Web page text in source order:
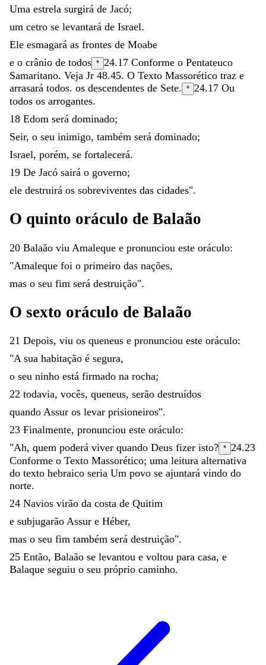
Uma estrela surgirá de Jacó;
um cetro se levantará de Israel.
Ele esmagará as frontes de Moabe
e o crânio de todos * 24.17 Conforme o Pentateuco
Samaritano. Veja Jr 48.45. O Texto Massorético traz e
arrasará todos. os descendentes de Sete. * 24.17 Ou
todos os arrogantes.
18 Edom será dominado;
Seir, o seu inimigo, também será dominado;
Israel, porém, se fortalecerá.
19 De Jacó sairá o governo;
ele destruirá os sobreviventes das cidades".
O quinto oráculo de Balaão
20 Balaão viu Amaleque e pronunciou este oráculo:
"Amaleque foi o primeiro das nações,
mas o seu fim será destruição".
O sexto oráculo de Balaão
21 Depois, viu os queneus e pronunciou este oráculo:
"A sua habitação é segura,
o seu ninho está firmado na rocha;
22 todavia, vocês, queneus, serão destruídos
quando Assur os levar prisioneiros".
23 Finalmente, pronunciou este oráculo:
"Ah, quem poderá viver quando Deus fizer isto? * 24.23
Conforme o Texto Massorético; uma leitura alternativa
do texto hebraico seria Um povo se ajuntará vindo do
norte.
24 Navios virão da costa de Quitim
e subjugarão Assur e Héber,
mas o seu fim também será destruição".
25 Então, Balaão se levantou e voltou para casa, e
Balaque seguiu o seu próprio caminho.